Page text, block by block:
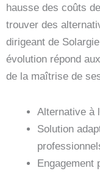
hausse des coûts
trouver des
dirigeant de
évolution répond
de la maîtrise de
Alternative à
Solution
Engagement